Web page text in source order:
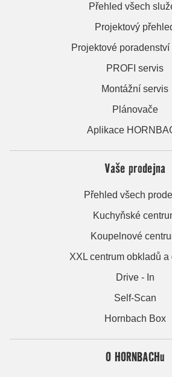
Přehled všech
Projektový
Projektové
PROFI servis
Montážní servis
Plánovače
Aplikace
Vaše prodejna
Přehled všech
Kuchyňské
Koupelnové
XXL centrum obkladů a
Drive - In
Self-Scan
Hornbach Box
O HORNBACHu